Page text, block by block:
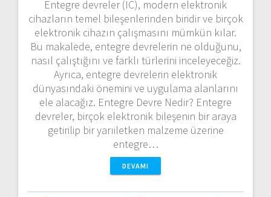
Entegre devreler (IC), modern elektronik
cihazların temel bileşenlerinden biridir ve birçok
elektronik cihazın çalışmasını mümkün kılar.
Bu makalede, entegre devrelerin ne olduğunu,
nasıl çalıştığını ve farklı türlerini inceleyeceğiz.
Ayrıca, entegre devrelerin elektronik
dünyasındaki önemini ve uygulama alanlarını
ele alacağız. Entegre Devre Nedir? Entegre
devreler, birçok elektronik bileşenin bir araya
getirilip bir yarıiletken malzeme üzerine
entegre…
DEVAMI